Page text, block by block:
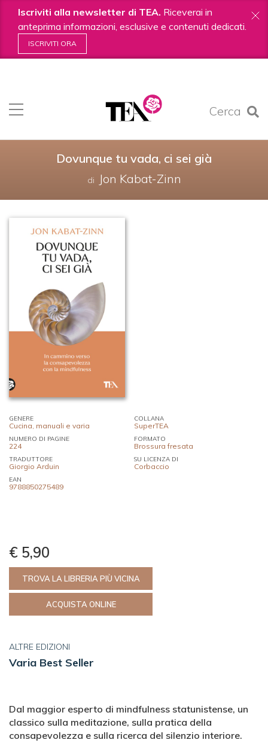
Iscriviti alla newsletter di TEA. Riceverai in
anteprima informazioni, esclusive e contenuti dedicati.
ISCRIVITI ORA
Cerca
contenuti.
|
Dovunque tu vada, ci sei già
di Jon Kabat-Zinn
GENERE
Cucina, manuali e varia
COLLANA
SuperTEA
NUMERO DI PAGINE
224
FORMATO
Brossura fresata
TRADUTTORE
Giorgio Arduin
SU LICENZA DI
Corbaccio
EAN
9788850275489
€ 5,90
TROVA LA LIBRERIA PIÙ VICINA
ACQUISTA ONLINE
ALTRE EDIZIONI
Varia Best Seller
Dal maggior esperto di mindfulness statunistense, un
classico sulla meditazione, sulla pratica della
consapevolezza e sulla ricerca del silenzio interiore.